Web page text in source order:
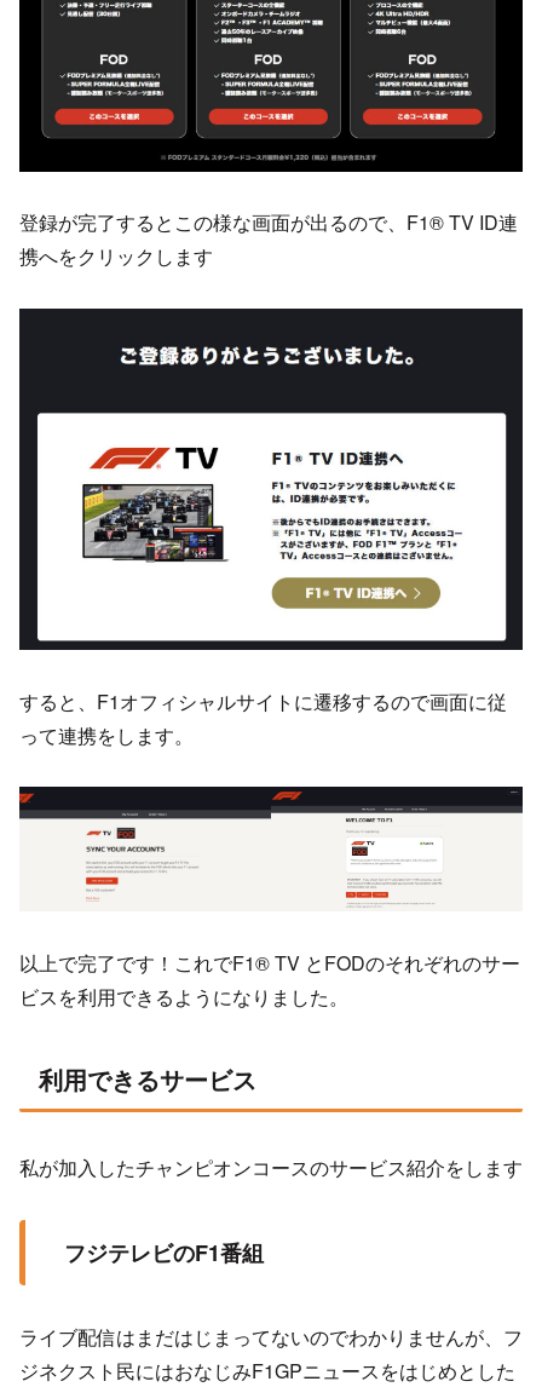
登録が完了するとこの様な画面が出るので、F1® TV ID連
携へをクリックします
すると、F1オフィシャルサイトに遷移するので画面に従
って連携をします。
以上で完了です！これでF1® TV とFODのそれぞれのサー
ビスを利用できるようになりました。
利用できるサービス
私が加入したチャンピオンコースのサービス紹介をします
フジテレビのF1番組
ライブ配信はまだはじまってないのでわかりませんが、フ
ジネクスト民にはおなじみF1GPニュースをはじめとした